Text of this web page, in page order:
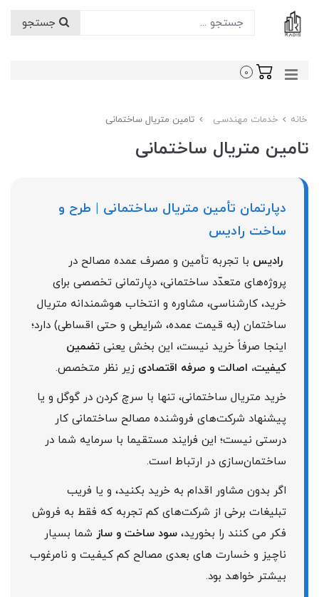
جستجو
0
خانه خدمات مهندسی تامین متریال ساختمانی
تامین متریال ساختمانی
دپارتمان تأمین متریال ساختمانی | طرح و
ساخت رادیس
رادیس با تجربه تأمین و مصرف عمده مصالح در
پروژه‌های متعدّد ساختمانی، دپارتمانی تخصصی برای
خرید، کارشناسی، مشاوره و انتخاب هوشمندانه متریال
ساختمان (به قیمت عمده، شرایطی و حتی اقساطی) دارد؛
اینجا صرفاً خرید نیست، این بخش یعنیتضمین
کیفیت، اصالت و صرفه اقتصادی زیر نظر متخصص.
خرید متریال ساختمانی، تنها با سرچ کردن در گوگل و یا
پیشنهاد شرکت‌های فروشنده مصالح ساختمانی کار
درستی نیست؛ این فرایند مستقیما با سرمایه شما در
ساختمان‌سازی در ارتباط است.
اگر بدون مشاور اقدام به خرید بکنید، و یا فریب
تبلیغات برخی از شرکت‌های کم تجربه که فقط به فروش
فکر می کنند را بخورید،سود ساخت و ساز شما بسیار
ناچیز و خسارت های بعدی مصالح کم کیفیت و نامرغوب
بیشتر خواهد بود.